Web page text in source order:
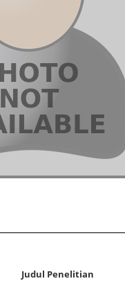
Judul Penelitian